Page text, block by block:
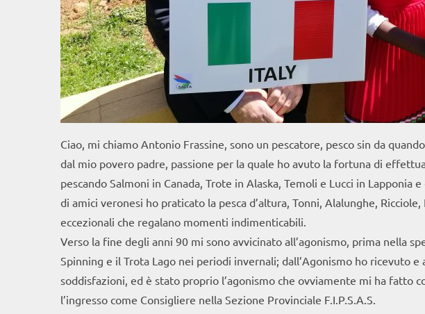
Ciao, mi chiamo Antonio Frassine, sono un pescatore, pesco sin da
dal mio povero padre, passione per la quale ho avuto la fortuna di
pescando Salmoni in Canada, Trote in Alaska, Temoli e Lucci in Lapponia
di amici veronesi ho praticato la pesca d’altura, Tonni, Alalunghe,
eccezionali che regalano momenti indimenticabili.
Verso la fine degli anni 90 mi sono avvicinato all’agonismo, prima nella
Spinning e il Trota Lago nei periodi invernali; dall’Agonismo ho ricevuto
soddisfazioni, ed è stato proprio l’agonismo che ovviamente mi ha fatto
l’ingresso come Consigliere nella Sezione Provinciale F.I.P.S.A.S.